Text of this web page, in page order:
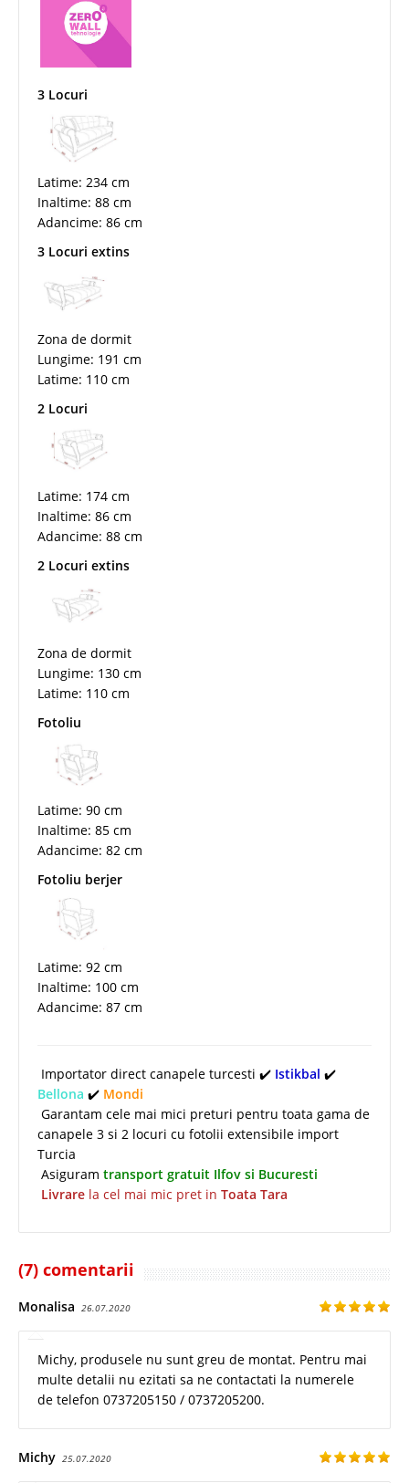
3 Locuri
Latime: 234 cm
Inaltime: 88 cm
Adancime: 86 cm
3 Locuri extins
Zona de dormit
Lungime: 191 cm
Latime: 110 cm
2 Locuri
Latime: 174 cm
Inaltime: 86 cm
Adancime: 88 cm
2 Locuri extins
Zona de dormit
Lungime: 130 cm
Latime: 110 cm
Fotoliu
Latime: 90 cm
Inaltime: 85 cm
Adancime: 82 cm
Fotoliu berjer
Latime: 92 cm
Inaltime: 100 cm
Adancime: 87 cm
Importator direct canapele turcesti ✔️ Istikbal ✔️
Bellona ✔️ Mondi
Garantam cele mai mici preturi pentru toata gama de
canapele 3 si 2 locuri cu fotolii extensibile import
Turcia
Asiguram transport gratuit Ilfov si Bucuresti
Livrare la cel mai mic pret in Toata Tara
(7) comentarii
Monalisa 26.07.2020
Michy, produsele nu sunt greu de montat. Pentru mai
multe detalii nu ezitati sa ne contactati la numerele
de telefon 0737205150 / 0737205200.
Michy 25.07.2020